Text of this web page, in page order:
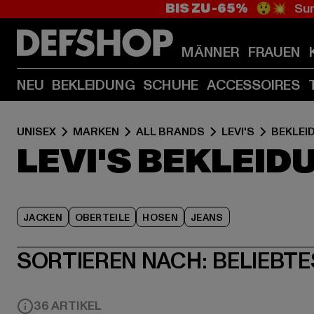
BIS ZU -65% 😲💥
MÄNNER FRAUEN
NEU BEKLEIDUNG SCHUHE ACCESSOIRES
UNISEX MARKEN ALL BRANDS LEVI'S
LEVI'S
JACKEN OBERTEILE HOSEN JEANS
SORTIEREN NACH:
36 ARTIKEL